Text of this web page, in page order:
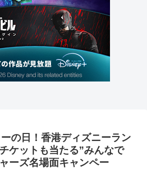
の日！香港ディズニーラン
ケットも当たる”みんなで
ーズ名場面キャンペー